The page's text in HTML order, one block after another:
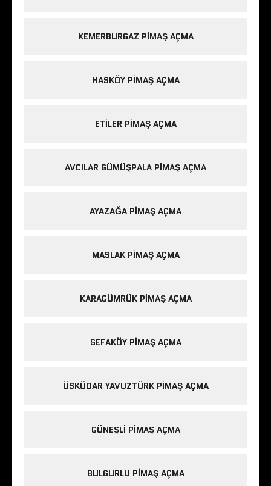
KEMERBURGAZ PIMAŞ AÇMA
HASKÖY PIMAŞ AÇMA
ETILER PIMAŞ AÇMA
AVCILAR GÜMÜŞPALA PIMAŞ AÇMA
AYAZAĞA PIMAŞ AÇMA
MASLAK PIMAŞ AÇMA
KARAGÜMRÜK PIMAŞ AÇMA
SEFAKÖY PIMAŞ AÇMA
ÜSKÜDAR YAVUZTÜRK PIMAŞ AÇMA
GÜNEŞLI PIMAŞ AÇMA
BULGURLU PIMAŞ AÇMA